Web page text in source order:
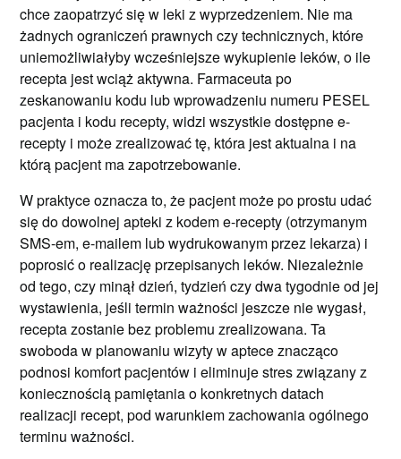
chce zaopatrzyć się w leki z wyprzedzeniem. Nie ma
żadnych ograniczeń prawnych czy technicznych, które
uniemożliwiałyby wcześniejsze wykupienie leków, o ile
recepta jest wciąż aktywna. Farmaceuta po
zeskanowaniu kodu lub wprowadzeniu numeru PESEL
pacjenta i kodu recepty, widzi wszystkie dostępne e-
recepty i może zrealizować tę, która jest aktualna i na
którą pacjent ma zapotrzebowanie.
W praktyce oznacza to, że pacjent może po prostu udać
się do dowolnej apteki z kodem e-recepty (otrzymanym
SMS-em, e-mailem lub wydrukowanym przez lekarza) i
poprosić o realizację przepisanych leków. Niezależnie
od tego, czy minął dzień, tydzień czy dwa tygodnie od jej
wystawienia, jeśli termin ważności jeszcze nie wygasł,
recepta zostanie bez problemu zrealizowana. Ta
swoboda w planowaniu wizyty w aptece znacząco
podnosi komfort pacjentów i eliminuje stres związany z
koniecznością pamiętania o konkretnych datach
realizacji recept, pod warunkiem zachowania ogólnego
terminu ważności.